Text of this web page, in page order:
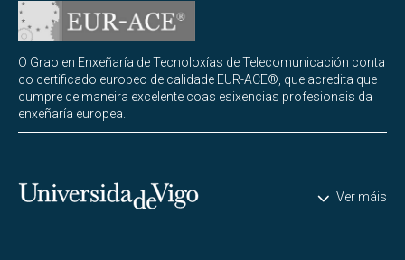
O Grao en Enxeñaría de Tecnoloxías de Telecomunicación conta
co certificado europeo de calidade EUR-ACE®, que acredita que
cumpre de maneira excelente coas esixencias profesionais da
enxeñaría europea.
Universidade de Vigo Ver máis